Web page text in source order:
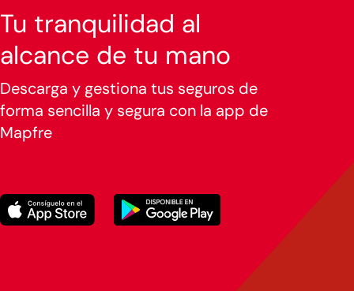
Tu tranquilidad al
alcance de tu mano
Descarga y gestiona tus seguros de
forma sencilla y segura con la app de
Mapfre